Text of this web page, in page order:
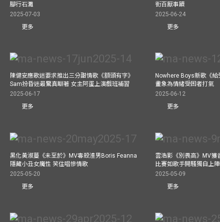
腳行石灘
2025-07-03
更多
街百厭事蹟
2025-06-24
更多
陳健安應歌迷要求推出三分甜情歌《額頭有字》
Sam扮昏迷最驚真瞓著 女主阿蛋上演戲班補習
2025-06-17
更多
Nowhere Boys新歌《
畫象為情緒受困者打氣
2025-06-12
更多
黑化黃淑蔓《未至於》MV毒殺渣男Boris Feanna
隱藏小丑女魔性 笑住唱慘情歌
2025-05-20
更多
雲浩影《別畏高》MV獲
比賽如歌手開騷獨自上
2025-05-09
更多